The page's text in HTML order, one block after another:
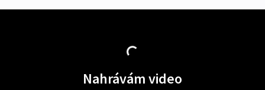
Nahrávám video